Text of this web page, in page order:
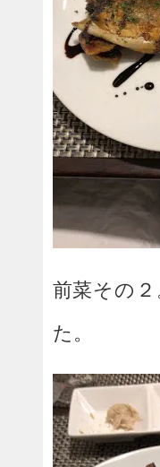
前菜その
た。